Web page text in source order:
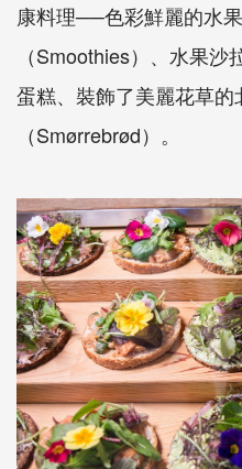
康料理──色彩鮮麗的水
（Smoothies）、水果
蛋糕、裝飾了美麗花草的
（Smørrebrød）。